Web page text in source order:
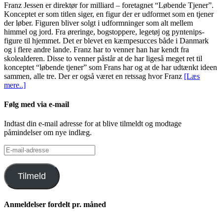
Franz Jessen er direktør for milliard – foretagnet “Løbende Tjener”.
Konceptet er som titlen siger, en figur der er udformet som en tjener
der løber. Figuren bliver solgt i udformninger som alt mellem
himmel og jord. Fra øreringe, bogstoppere, legetøj og pyntenips-
figure til hjemmet. Det er blevet en kæmpesucces både i Danmark
og i flere andre lande. Franz har to venner han har kendt fra
skolealderen. Disse to venner påstår at de har ligeså meget ret til
konceptet “løbende tjener” som Frans har og at de har udtænkt ideen
sammen, alle tre. Der er også været en retssag hvor Franz [Læs
mere..]
Følg med via e-mail
Indtast din e-mail adresse for at blive tilmeldt og modtage
påmindelser om nye indlæg.
E-
mail-
adresse
Tilmeld
Anmeldelser fordelt pr. måned